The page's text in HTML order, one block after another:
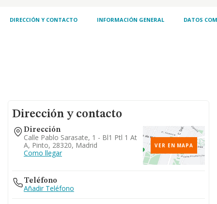
DIRECCIÓN Y CONTACTO INFORMACIÓN GENERAL DATOS
Dirección y contacto
Dirección
Calle Pablo Sarasate, 1 - Bl1 Ptl 1 At
A, Pinto, 28320, Madrid
Como llegar
VER EN MAPA
Teléfono
Añadir Teléfono